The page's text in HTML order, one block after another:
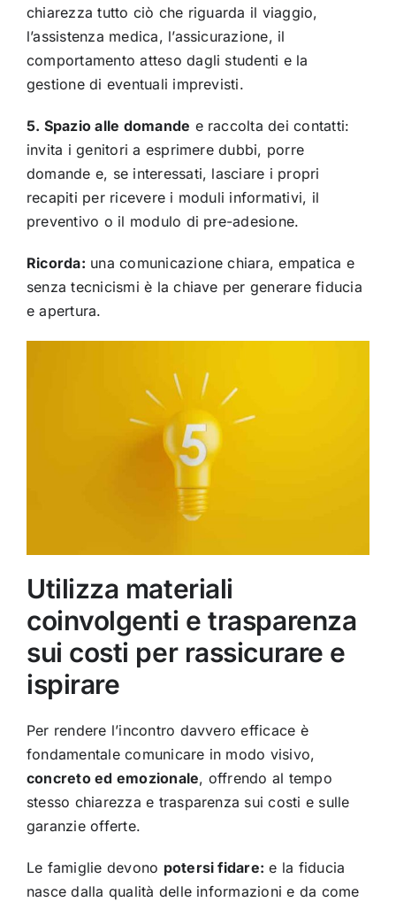
chiarezza tutto ciò che riguarda il viaggio,
l’assistenza medica, l’assicurazione, il
comportamento atteso dagli studenti e la
gestione di eventuali imprevisti.
5. Spazio alle domande e raccolta dei contatti:
invita i genitori a esprimere dubbi, porre
domande e, se interessati, lasciare i propri
recapiti per ricevere i moduli informativi, il
preventivo o il modulo di pre-adesione.
Ricorda: una comunicazione chiara, empatica e
senza tecnicismi è la chiave per generare fiducia
e apertura.
Utilizza materiali
coinvolgenti e trasparenza
sui costi per rassicurare e
ispirare
Per rendere l’incontro davvero efficace è
fondamentale comunicare in modo visivo,
concreto ed emozionale, offrendo al tempo
stesso chiarezza e trasparenza sui costi e sulle
garanzie offerte.
Le famiglie devono potersi fidare: e la fiducia
nasce dalla qualità delle informazioni e da come